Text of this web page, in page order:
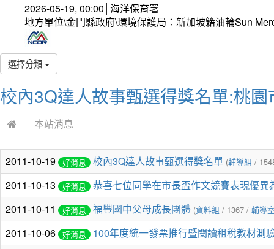
2026-05-19, 00:00│海洋保育署
地方單位\金門縣政府\環境保護局：新加坡籍油輪Sun
選擇分類
校內3Q達人故事甄選得獎名單:桃
本站消息
2011-10-19 好消息 校內3Q達人故事甄選得獎名單 (輔導組 /
2011-10-13 好消息
恭喜七位同學在市長盃作文競賽表現優異
2011-10-11
好消息 福豐國中父母成長團體 (資料組 / 1367 / 輔導
2011-10-06 好消息
100年度統一發票推行暨閱讀租稅教材測